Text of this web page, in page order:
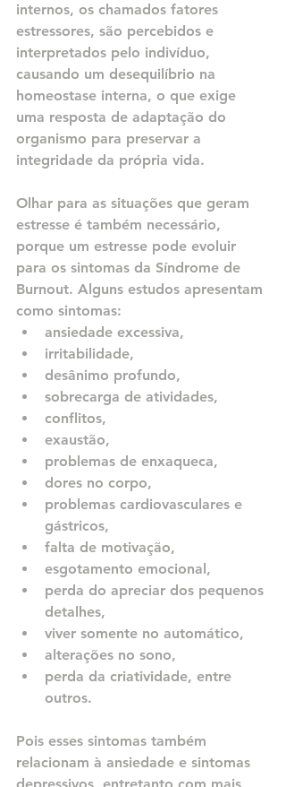
internos, os chamados fatores
estressores, são percebidos e
interpretados pelo indivíduo,
causando um desequilíbrio na
homeostase interna, o que exige
uma resposta de adaptação do
organismo para preservar a
integridade da própria vida.
Olhar para as situações que geram
estresse é também necessário,
porque um estresse pode evoluir
para os sintomas da Síndrome de
Burnout. Alguns estudos apresentam
como sintomas:
ansiedade excessiva,
irritabilidade,
desânimo profundo,
sobrecarga de atividades,
conflitos,
exaustão,
problemas de enxaqueca,
dores no corpo,
problemas cardiovasculares e
gástricos,
falta de motivação,
esgotamento emocional,
perda do apreciar dos pequenos
detalhes,
viver somente no automático,
alterações no sono,
perda da criatividade, entre
outros.
Pois esses sintomas também
relacionam à ansiedade e sintomas